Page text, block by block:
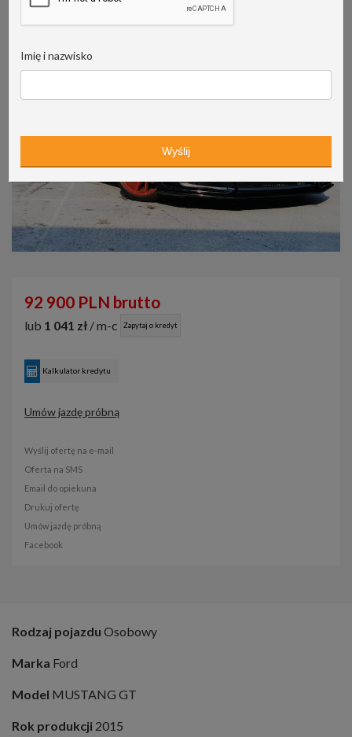
92 900 PLN brutto
lub 1 041 zł / m-c Zapytaj o kredyt
Kalkulator kredytu
Umów jazdę próbną
Wyślij ofertę na e-mail
Oferta na SMS
Email do opiekuna
Drukuj ofertę
Umów jazdę próbną
Facebook
Rodzaj pojazdu Osobowy
Marka Ford
Model MUSTANG GT
Rok produkcji 2015
Imię i nazwisko